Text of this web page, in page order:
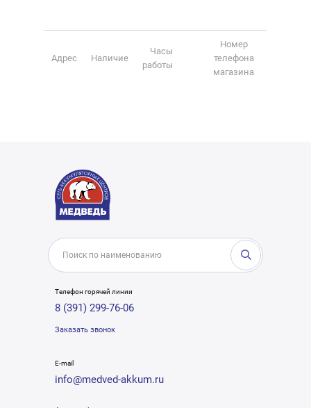
Адрес Наличие
Часы
работы
Номер
телефона
магазина
Телефон горячей линии
8 (391) 299-76-06
Заказать звонок
E-mail
info@medved-akkum.ru